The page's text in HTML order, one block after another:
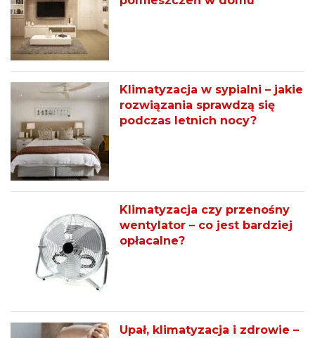
Klimatyzacja w sypialni – jakie
rozwiązania sprawdzą się
podczas letnich nocy?
Klimatyzacja czy przenośny
wentylator – co jest bardziej
opłacalne?
Upał, klimatyzacja i zdrowie –